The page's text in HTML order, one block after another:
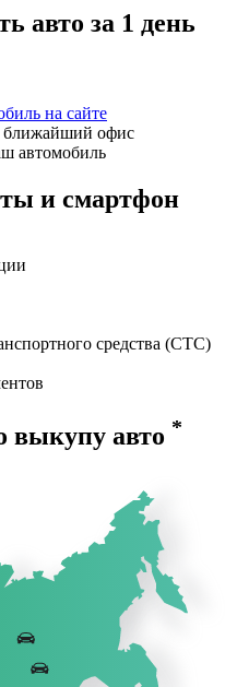
авто за 1 день
на сайте
ближайший офис
автомобиль
и смартфон
средства (СТС)
выкупу авто *